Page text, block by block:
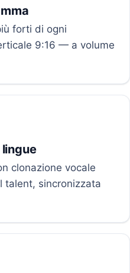
forti di ogni
9:16 — a volume
clonazione vocale
talent, sincronizzata